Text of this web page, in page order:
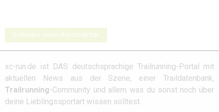
Schreibe einen Kommentar
xc-run.de ist DAS deutschsprachige Trailrunning-Portal mit
aktuellen News aus der Szene, einer Traildatenbank,
Trailrunning-Community und allem was du sonst noch über
deine Lieblingssportart wissen solltest.